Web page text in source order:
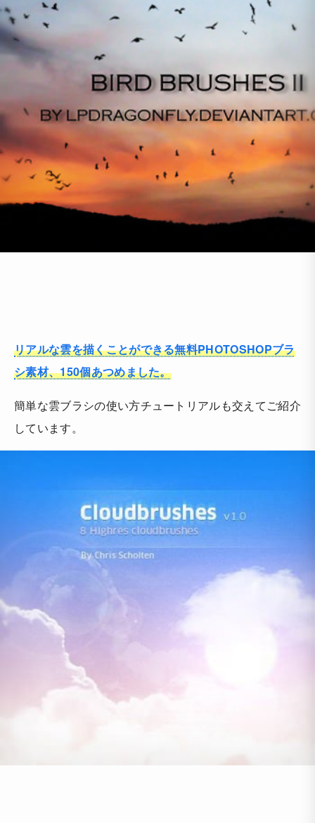
リアルな雲を描くことができる無料PHOTOSHOPブラ
シ素材、150個あつめました。
簡単な雲ブラシの使い方チュートリアルも交えてご紹介
しています。